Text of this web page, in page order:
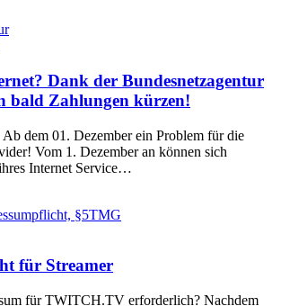
Dank der Bundesnetzagentur
bald Zahlungen kürzen!
Ab dem 01. Dezember ein Problem für die
Vom 1. Dezember an können sich
Internet Service…
für Streamer
für TWITCH.TV erforderlich? Nachdem